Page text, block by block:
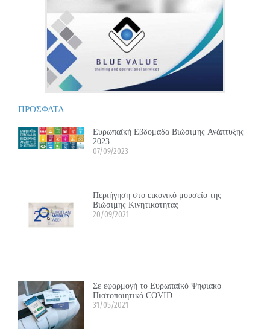
ΠΡΟΣΦΑΤΑ
Ευρωπαϊκή Εβδομάδα Βιώσιμης Ανάπτυξης
2023
07/09/2023
Περιήγηση στο εικονικό μουσείο της
Βιώσιμης Κινητικότητας
20/09/2021
Σε εφαρμογή το Ευρωπαϊκό Ψηφιακό
Πιστοποιητικό COVID
31/05/2021